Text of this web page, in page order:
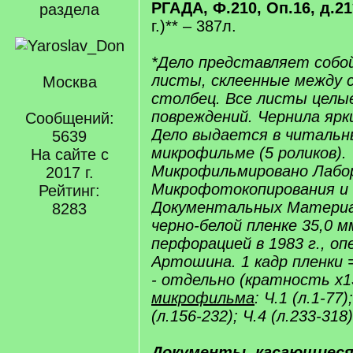
раздела
Москва
Сообщений:
5639
На сайте с
2017 г.
Рейтинг:
8283
РГАДА, Ф.210, Оп.16, д.21
г.)** – 387л.
*Дело представляет
листы, склеенные между
столбец. Все листы
повреждений. Чернила
Дело выдается в
микрофильме (5 роликов).
Микрофильмировано
Микрофотокопирования
Документальных
черно-белой пленке 35,0
перфорацией в 1983 г.,
Артошина. 1 кадр
- отдельно (кратность
микрофильма: Ч.1 (л.1-
(л.156-232); Ч.4 (л.233-